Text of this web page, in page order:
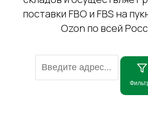
поставки FBO и FBS на
Ozon по всей